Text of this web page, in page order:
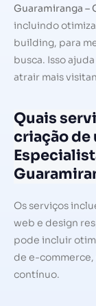
Guaramiranga –
incluindo
building, para
busca. Isso
atrair mais
Quais
criação de
Os serviços
web e design
pode incluir
de e-
contínuo.